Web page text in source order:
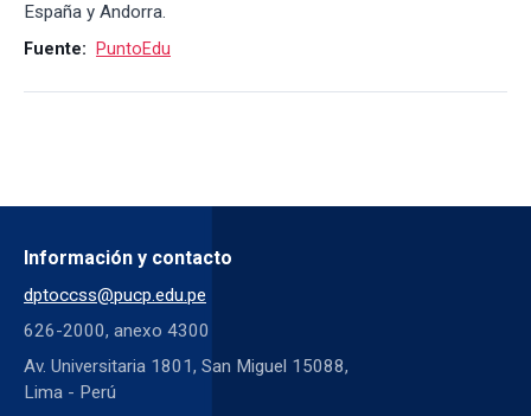
España y Andorra.
Fuente: PuntoEdu
Información y contacto
dptoccss@pucp.edu.pe
626-2000, anexo 4300
Av. Universitaria 1801, San Miguel 15088,
Lima - Perú